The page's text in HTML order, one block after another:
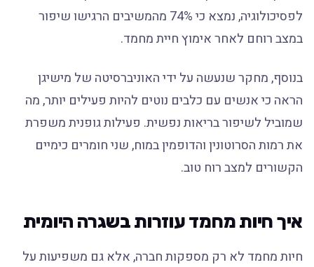
לפסיכולוגיה, נמצא כי 74% מהמשיבים הרגישו שיפור
במצב רוחם לאחר אימוץ חיית מחמד.
בנוסף, מחקר שנעשה על ידי האוניברסיטה של מישיגן
הראה כי אנשים עם כלבים נוטים להיות פעילים יותר, מה
שמוביל לשיפור בריאות נפשית. פעילות גופנית משפרת
את רמות הסרוטונין והדופמין במוח, שני חומרים כימיים
הקשורים למצב רוח טוב.
איך חיות מחמד עוזרות בשגרה היומית
חיות מחמד לא רק מספקות חברה, אלא גם משפיעות על